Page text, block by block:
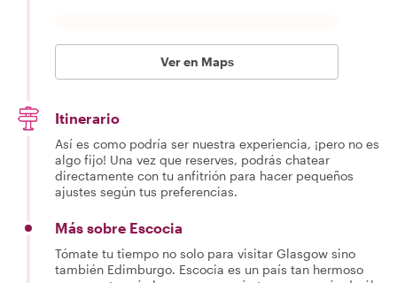
Ver en Maps
Itinerario
Así es como podría ser nuestra experiencia, ¡pero no es
algo fijo! Una vez que reserves, podrás chatear
directamente con tu anfitrión para hacer pequeños
ajustes según tus preferencias.
Más sobre Escocia
Tómate tu tiempo no solo para visitar Glasgow sino
también Edimburgo. Escocia es un país tan hermoso